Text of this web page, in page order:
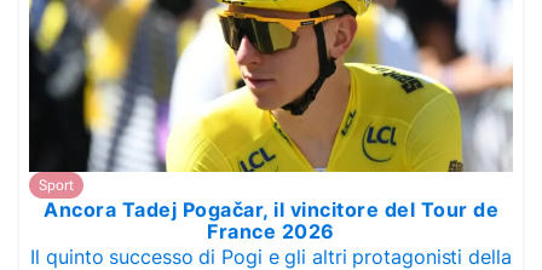
Sport
Ancora Tadej Pogačar, il vincitore del Tour de
France 2026
Il quinto successo di Pogi e gli altri protagonisti della